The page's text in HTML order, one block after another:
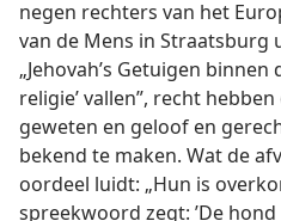
negen rechters van het
van de Mens in Straatsburg
„Jehovah’s Getuigen
religie’ vallen”, recht
geweten en geloof en
bekend te maken. Wat de
oordeel luidt: „Hun is
spreekwoord zegt: ’De